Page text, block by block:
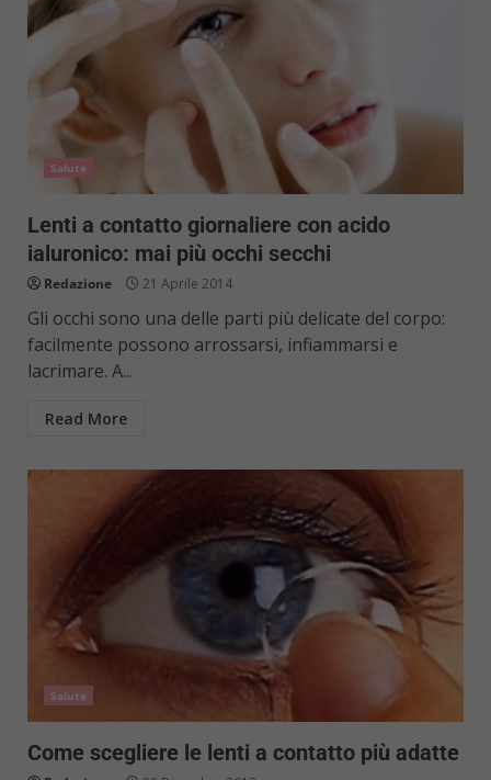
Salute
Lenti a contatto giornaliere con acido
ialuronico: mai più occhi secchi
Redazione 21 Aprile 2014
Gli occhi sono una delle parti più delicate del corpo:
facilmente possono arrossarsi, infiammarsi e
lacrimare. A...
Read More
Salute
Come scegliere le lenti a contatto più adatte